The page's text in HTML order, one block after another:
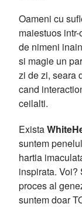
Oameni cu
maiestuos
de nimeni
si magie un
zi de zi, seara
cand
ceilalti.
Exista
suntem
hartia
inspirata.
proces al
suntem doar